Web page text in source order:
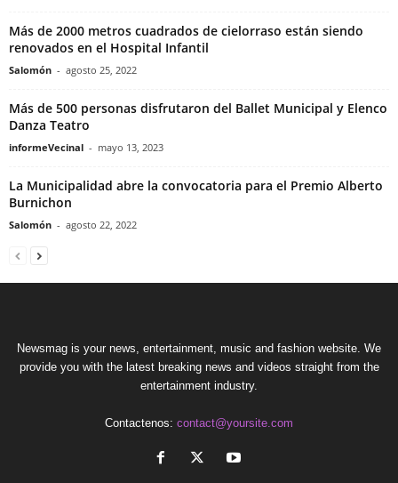
Más de 2000 metros cuadrados de cielorraso están siendo
renovados en el Hospital Infantil
Salomón - agosto 25, 2022
Más de 500 personas disfrutaron del Ballet Municipal y Elenco
Danza Teatro
informeVecinal - mayo 13, 2023
La Municipalidad abre la convocatoria para el Premio Alberto
Burnichon
Salomón - agosto 22, 2022
Newsmag is your news, entertainment, music and fashion website. We
provide you with the latest breaking news and videos straight from the
entertainment industry.
Contactenos: contact@yoursite.com